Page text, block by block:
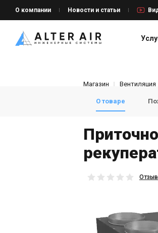
О компании Новости и статьи
Магазин Вентиляция
О товаре